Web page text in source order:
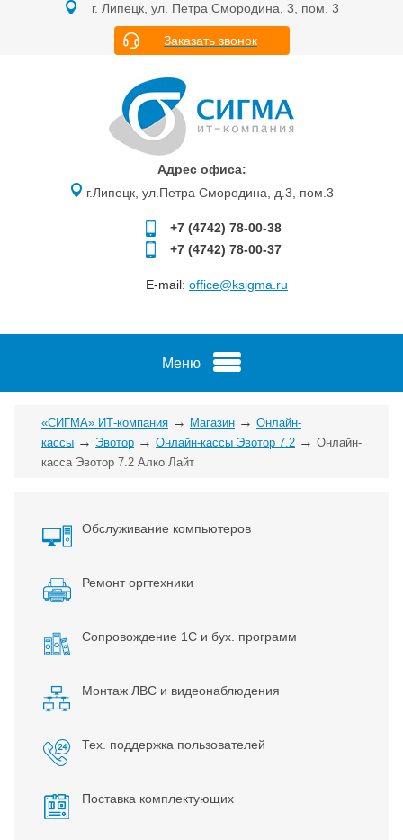
г. Липецк, ул. Петра Смородина, 3, пом. 3
Заказать звонок
Адрес офиса:
г.Липецк, ул.Петра Смородина, д.3, пом.3
+7 (4742) 78-00-38
+7 (4742) 78-00-37
E-mail: office@ksigma.ru
Меню
«СИГМА» ИТ-компания → Магазин → Онлайн-
кассы → Эвотор → Онлайн-кассы Эвотор 7.2 → Онлайн-
касса Эвотор 7.2 Алко Лайт
Обслуживание компьютеров
Ремонт оргтехники
Сопровождение 1С и бух. программ
Монтаж ЛВС и видеонаблюдения
Тех. поддержка пользователей
Поставка комплектующих